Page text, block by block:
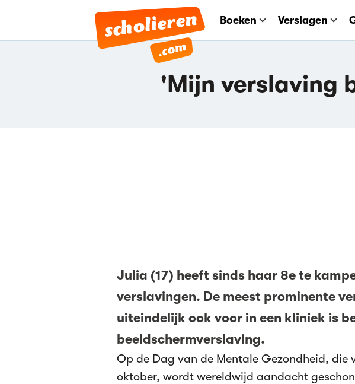
Boeken Verslagen
'Mijn verslaving
Julia (17) heeft sinds haar 8e te
verslavingen. De meest prominente
uiteindelijk ook voor in een kliniek is
beeldschermverslaving.
Op de Dag van de Mentale Gezondheid, die
oktober, wordt wereldwijd aandacht